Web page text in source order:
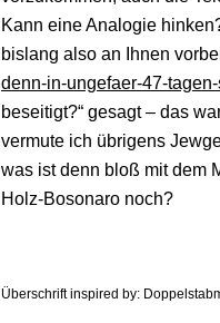
Kann eine Analogie
bislang also an Ihnen
denn-in-ungefaer-47-
beseitigt?“ gesagt – das
vermute ich übrigens
was ist denn bloß mit dem
Holz-Bosonaro noch?
Überschrift inspired by: